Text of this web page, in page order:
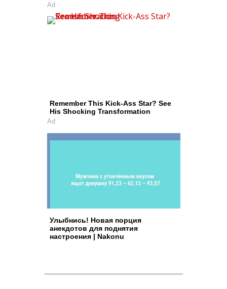
Ad
Remember This Kick-Ass Star? See
His Shocking Transformation
Ad
Улыбнись! Новая порция
анекдотов для поднятия
настроения | Nakonu